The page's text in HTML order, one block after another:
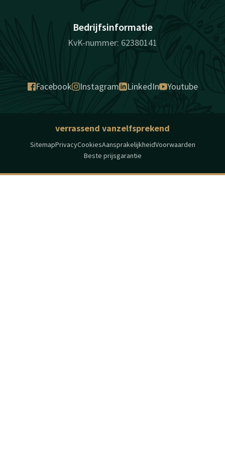
Bedrijfsinformatie
KvK-nummer: 62380141
Facebook Instagram LinkedIn Youtube
verrassend vanzelfsprekend
SitemapPrivacyCookiesAansprakelijkheidVoorwaarden
Beste prijsgarantie